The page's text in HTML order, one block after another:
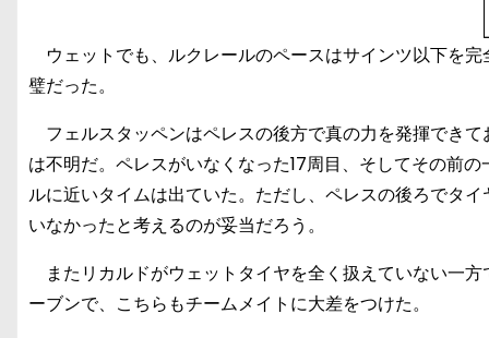
ウェットでも、ルクレールのペースはサインツ以下を
璧だった。
フェルスタッペンはペレスの後方で真の力を発揮でき
は不明だ。ペレスがいなくなった17周目、そしてその前
ルに近いタイムは出ていた。ただし、ペレスの後ろでタ
いなかったと考えるのが妥当だろう。
またリカルドがウェットタイヤを全く扱えていない一
ーブンで、こちらもチームメイトに大差をつけた。